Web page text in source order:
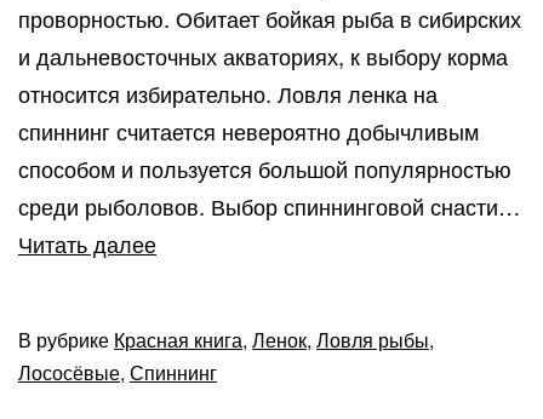
проворностью. Обитает бойкая рыба в сибирских
и дальневосточных акваториях, к выбору корма
относится избирательно. Ловля ленка на
спиннинг считается невероятно добычливым
способом и пользуется большой популярностью
среди рыболовов. Выбор спиннинговой снасти…
Читать далееЛовля
спиннинг
В рубрике Красная книга, Ленок, Ловля рыбы,
Лососёвые, Спиннинг